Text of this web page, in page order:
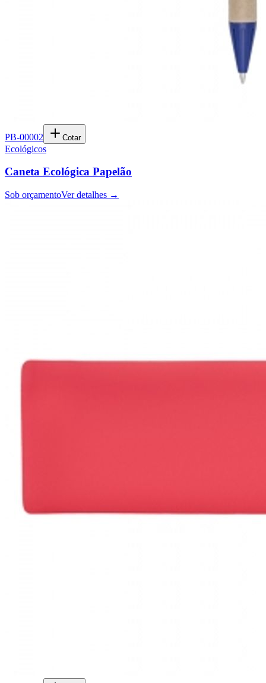
PB-00002 Cotar
Ecológicos
Caneta Ecológica Papelão
Sob orçamentoVer detalhes →